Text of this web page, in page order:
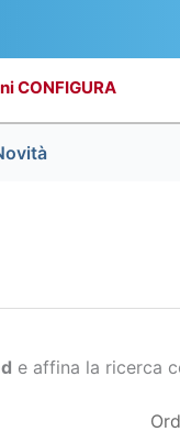
CONFIGURA
e affina la ricerca